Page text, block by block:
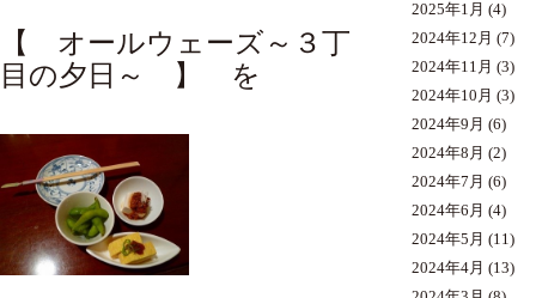
【 オールウェーズ～３丁
目の夕日～ 】 を
2025年1月 (4)
2024年12月 (7)
2024年11月 (3)
2024年10月 (3)
2024年9月 (6)
2024年8月 (2)
2024年7月 (6)
2024年6月 (4)
2024年5月 (11)
2024年4月 (13)